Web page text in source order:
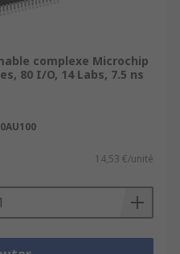
ils des
Programmable Gate
sur le
dispositifs à
intégrés (CI).
d'une cellule
centaines
dans les systèmes
les appareils
complexe Microchip
80 I/O, 14 Labs, 7.5 ns
14,53 €/unité